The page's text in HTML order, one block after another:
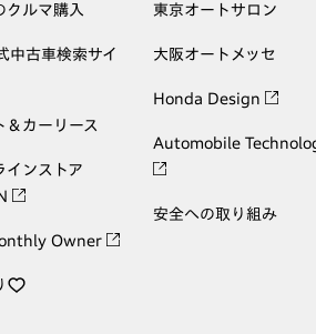
クルマ購入
中古車検索サイ
＆カーリース
インストア
Owner
東京オートサロン
大阪オートメッセ
Honda Design
Automobile
安全への取り組み